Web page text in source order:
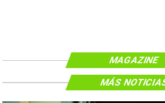
MAGAZINE
MÁS